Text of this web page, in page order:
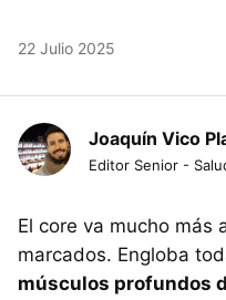
22 Julio 2025
Joaquín Vico
Editor Senior -
El core va mucho más
marcados. Engloba
músculos profundos